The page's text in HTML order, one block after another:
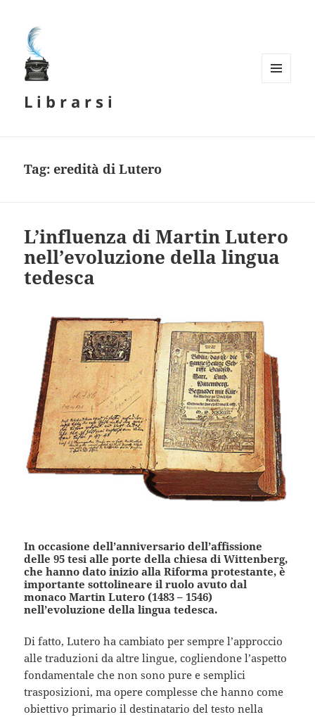
L i b r a r s i
Tag:eredità di Lutero
L’influenza di Martin Lutero
nell’evoluzione della lingua
tedesca
In occasione dell’anniversario dell’affissione
delle 95 tesi alle porte della chiesa di Wittenberg,
che hanno dato inizio alla Riforma protestante, è
importante sottolineare il ruolo avuto dal
monaco Martin Lutero (1483 – 1546)
nell’evoluzione della lingua tedesca.
Di fatto, Lutero ha cambiato per sempre l’approccio
alle traduzioni da altre lingue, cogliendone l’aspetto
fondamentale che non sono pure e semplici
trasposizioni, ma opere complesse che hanno come
obiettivo primario il destinatario del testo nella